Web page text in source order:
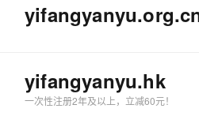
yifangyanyu
yifangyanyu.hk
一次性注册2年及以上，立减60元！